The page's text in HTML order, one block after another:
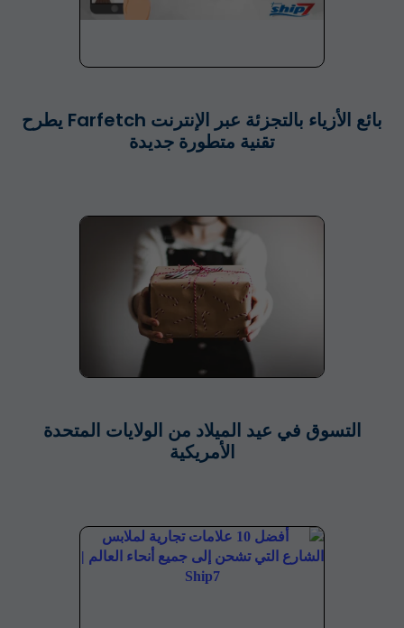
بائع الأزياء بالتجزئة عبر الإنترنت Farfetch يطرح
تقنية متطورة جديدة
التسوق في عيد الميلاد من الولايات المتحدة
الأمريكية